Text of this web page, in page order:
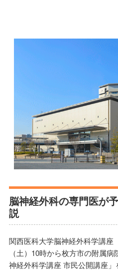
脳神経外科の専門医が
説
関西医科大学脳神経外科学講座
（土）10時から枚方市の附属
神経外科学講座 市民公開講座